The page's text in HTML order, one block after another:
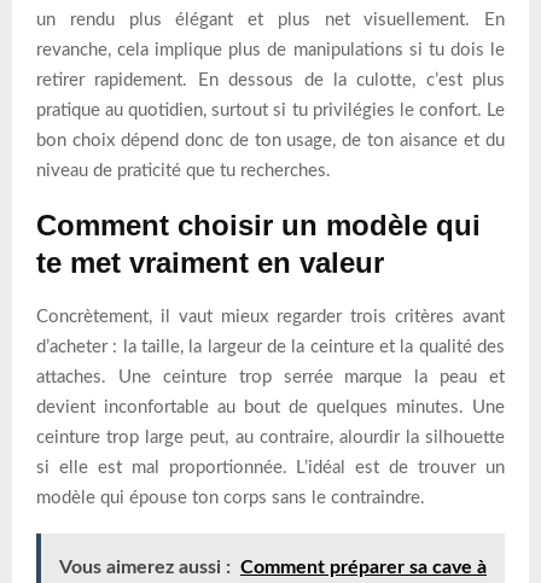
un rendu plus élégant et plus net visuellement. En
revanche, cela implique plus de manipulations si tu dois le
retirer rapidement. En dessous de la culotte, c’est plus
pratique au quotidien, surtout si tu privilégies le confort. Le
bon choix dépend donc de ton usage, de ton aisance et du
niveau de praticité que tu recherches.
Comment choisir un modèle qui
te met vraiment en valeur
Concrètement, il vaut mieux regarder trois critères avant
d’acheter : la taille, la largeur de la ceinture et la qualité des
attaches. Une ceinture trop serrée marque la peau et
devient inconfortable au bout de quelques minutes. Une
ceinture trop large peut, au contraire, alourdir la silhouette
si elle est mal proportionnée. L’idéal est de trouver un
modèle qui épouse ton corps sans le contraindre.
Vous aimerez aussi : Comment préparer sa cave à